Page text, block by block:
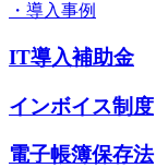
・導入事例
IT導入補助金
インボイス制度
電子帳簿保存法